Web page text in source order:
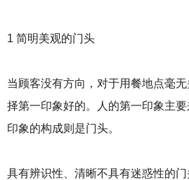
1 简明美观的门头
当顾客没有方向，对于用餐地点毫
择第一印象好的。人的第一印象主
印象的构成则是门头。
具有辨识性、清晰不具有迷惑性的